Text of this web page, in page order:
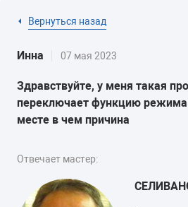
Вернуться назад
Инна 07 мая 2023
Здравствуйте, у меня такая
переключает функцию режима
месте в чем причина
Отвечает мастер: